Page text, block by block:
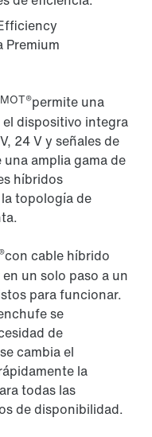
Premium
permite una
dispositivo integra
24 V y señales de
amplia gama de
híbridos
topología de
®con cable híbrido
un solo paso a un
para funcionar.
se
de
cambia el
la
todas las
de disponibilidad.